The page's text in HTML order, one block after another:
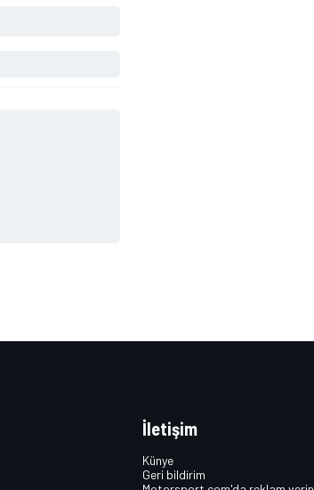
İletişim
Künye
Geri bildirim